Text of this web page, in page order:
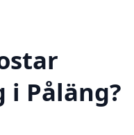
Påläng?